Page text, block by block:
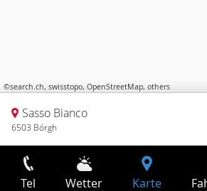
©search.ch, swisstopo, OpenStreetMap, others
Sasso Bianco
6503 Bórgh
Tel Wetter Karte